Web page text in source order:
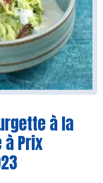
à la
Prix